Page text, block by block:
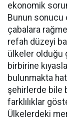
ekonomik
Bunun
çabalara
refah düzeyi
ülkeler olduğu
birbirine
bulunmakta
şehirlerde bile
farklılıklar
Ülkelerdeki